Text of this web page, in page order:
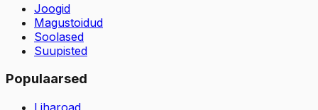
Joogid
Magustoidud
Soolased
Suupisted
Populaarsed